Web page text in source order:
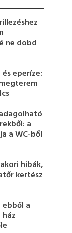
ne dobd
eperíze:
a
a WC-ből
hibák,
kertész
a